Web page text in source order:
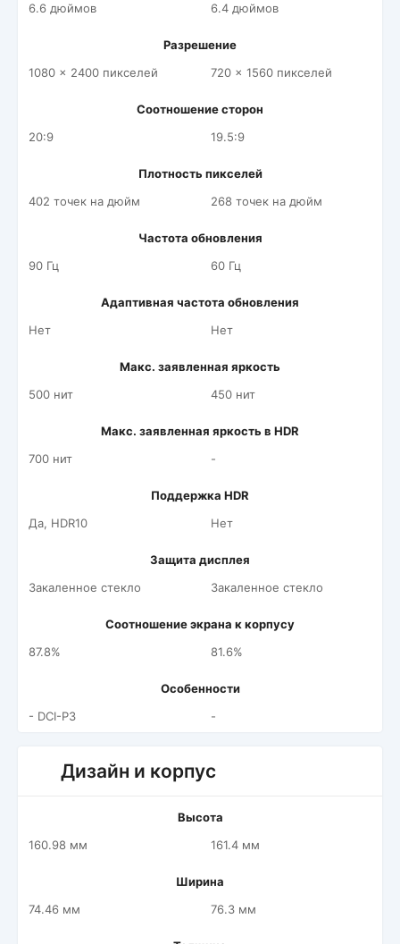
6.6 дюймов
6.4 дюймов
Разрешение
1080 x 2400 пикселей
720 x 1560 пикселей
Соотношение сторон
20:9
19.5:9
Плотность пикселей
402 точек на дюйм
268 точек на дюйм
Частота обновления
90 Гц
60 Гц
Адаптивная частота обновления
Нет
Нет
Макс. заявленная яркость
500 нит
450 нит
Макс. заявленная яркость в HDR
700 нит
-
Поддержка HDR
Да, HDR10
Нет
Защита дисплея
Закаленное стекло
Закаленное стекло
Соотношение экрана к корпусу
87.8%
81.6%
Особенности
- DCI-P3
-
Дизайн и корпус
Высота
160.98 мм
161.4 мм
Ширина
74.46 мм
76.3 мм